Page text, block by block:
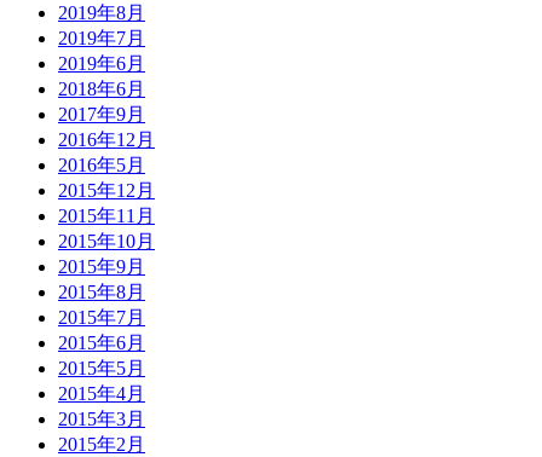
2019年8月
2019年7月
2019年6月
2018年6月
2017年9月
2016年12月
2016年5月
2015年12月
2015年11月
2015年10月
2015年9月
2015年8月
2015年7月
2015年6月
2015年5月
2015年4月
2015年3月
2015年2月